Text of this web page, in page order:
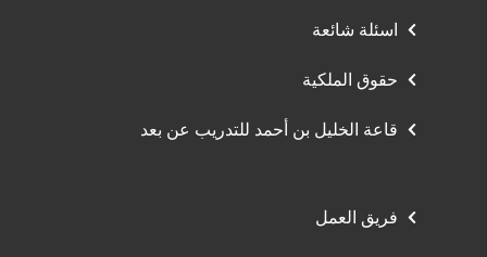
اسئلة شائعة
حقوق الملكية
قاعة الخليل بن أحمد للتدريب عن بعد
فريق العمل